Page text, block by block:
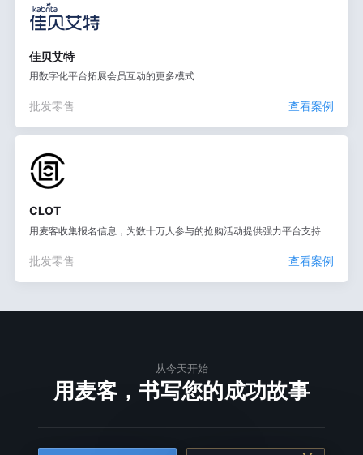
佳贝艾特
用数字化平台拓展会员互动的更多模式
批发零售 查看案例
CLOT
用麦客收集报名信息，为数十万人参与的抢购活动提供强力平台支持
批发零售 查看案例
从今天开始
用麦客，书写您的成功故事